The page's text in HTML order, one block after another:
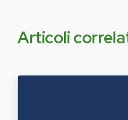
Articoli